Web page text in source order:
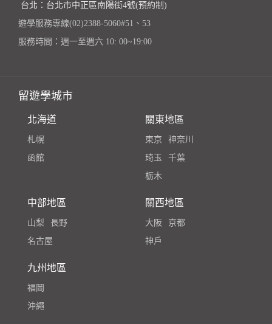
台北：台北市中正區南陽街4號(預約制)
遊學服務專線(02)2388-5060#51、53
服務時間：週一至週六 10: 00~19:00
留遊學城市
北海道
札幌
函館
關東地區
東京
神奈川
琦玉
千葉
栃木
中部地區
山梨
長野
名古屋
關西地區
大阪
京都
神戶
九州地區
福岡
沖繩